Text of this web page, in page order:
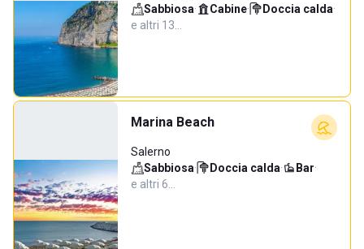
Sabbiosa· Cabine· Doccia calda·
e altri 13…
Marina Beach
Salerno
Sabbiosa· Doccia calda· Bar·
e altri 6…